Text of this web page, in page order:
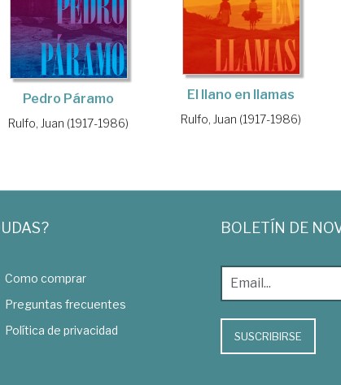
Pedro Páramo
Rulfo, Juan (1917-1986)
El llano en llamas
Rulfo, Juan (1917-1986)
Como comprar
Preguntas frecuentes
Política de privacidad
BOLETÍN DE
SUSCRIBIRSE